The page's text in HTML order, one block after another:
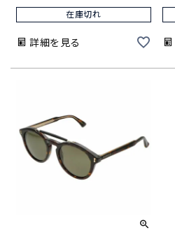
在庫切れ
詳細を見る